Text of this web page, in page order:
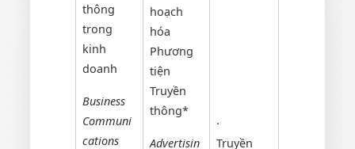
thông
trong
kinh
doanh
Business
Communi
cations
hoạch
hóa
Phương
tiện
Truyền
thông*
Advertisin
·
Truyền